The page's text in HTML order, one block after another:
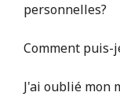
8 caractères
Un numéro
personnelles?
Comment puis-
J'ai oublié mon